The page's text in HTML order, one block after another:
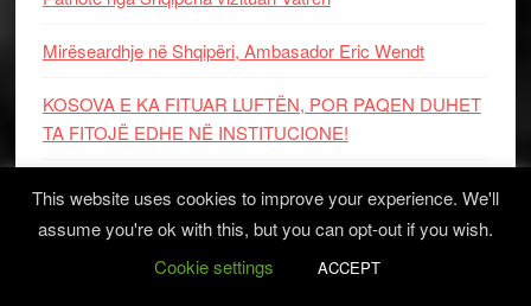
Mirëseardhje në Shqipëri, Ambasador Eric Wendt
KOSOVA E KA FITUAR LUFTËN, POR PAQEN DUHET
TA FITOJË EDHE NË INSTITUCIONE!
Scanderbeg, mburoja e Arbërisë dhe gjeniu ushtarak në
faqet e Giovanni Carlo Saraceni-t
Republika mbi interesat politike: sovraniteti i qytetarëve,
This website uses cookies to improve your experience. We'll
assume you're ok with this, but you can opt-out if you wish.
Cookie settings
ACCEPT